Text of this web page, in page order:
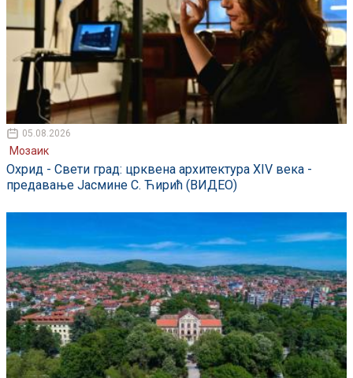
05.08.2026
Мозаик
Охрид - Свети град: црквена архитектура XIV века -
предавање Јасмине С. Ћирић (ВИДЕО)